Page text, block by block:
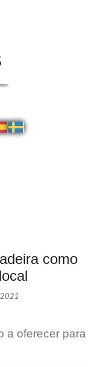
como
a oferecer para